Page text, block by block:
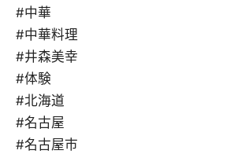
#中華
#中華料理
#井森美幸
#体験
#北海道
#名古屋
#名古屋市